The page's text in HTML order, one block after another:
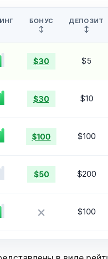
БОНУС
↕
ДЕПОЗИТ
↕
$30 $5
$30 $10
$100 $100
$50 $200
× $100